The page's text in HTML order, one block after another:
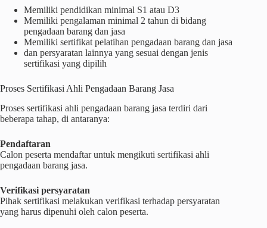
Memiliki pendidikan minimal S1 atau D3
Memiliki pengalaman minimal 2 tahun di bidang
pengadaan barang dan jasa
Memiliki sertifikat pelatihan pengadaan barang dan jasa
dan persyaratan lainnya yang sesuai dengan jenis
sertifikasi yang dipilih
Proses Sertifikasi Ahli Pengadaan Barang Jasa
Proses sertifikasi ahli pengadaan barang jasa terdiri dari
beberapa tahap, di antaranya:
Pendaftaran
Calon peserta mendaftar untuk mengikuti sertifikasi ahli
pengadaan barang jasa.
Verifikasi persyaratan
Pihak sertifikasi melakukan verifikasi terhadap persyaratan
yang harus dipenuhi oleh calon peserta.